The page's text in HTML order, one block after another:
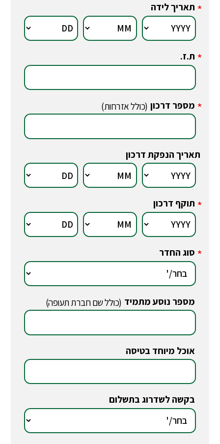
* תאריך לידה
* ת.ז.
* מספר דרכון (כולל אזרחות)
תאריך הנפקת דרכון
* תוקף דרכון
* סוג החדר
מספר נוסע מתמיד (כולל שם חברת תעופה)
אוכל מיוחד בטיסה
בקשה לשדרוג בתשלום